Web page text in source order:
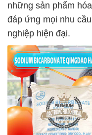
những sản phẩm
đáp ứng mọi nhu
nghiệp hiện đại.